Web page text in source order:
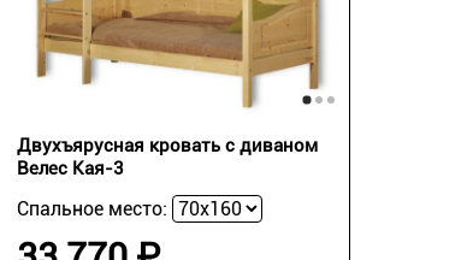
Двухъярусная кровать с диваном
Велес Кая-3
Спальное место: